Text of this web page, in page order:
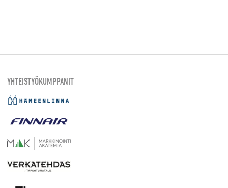
YHTEISTYÖKUMPPANIT